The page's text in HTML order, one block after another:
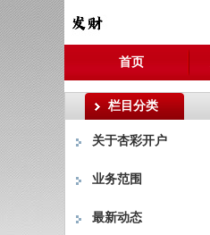
首页
栏目分类
关于杏彩开户
业务范围
最新动态